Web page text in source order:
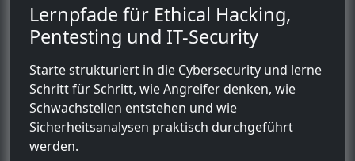
Lernpfade für Ethical Hacking,
Pentesting und IT-Security
Starte strukturiert in die Cybersecurity und lerne
Schritt für Schritt, wie Angreifer denken, wie
Schwachstellen entstehen und wie
Sicherheitsanalysen praktisch durchgeführt
werden.